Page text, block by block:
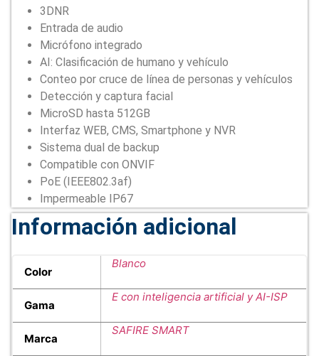
3DNR
Entrada de audio
Micrófono integrado
AI: Clasificación de humano y vehículo
Conteo por cruce de línea de personas y vehículos
Detección y captura facial
MicroSD hasta 512GB
Interfaz WEB, CMS, Smartphone y NVR
Sistema dual de backup
Compatible con ONVIF
PoE (IEEE802.3af)
Impermeable IP67
Información adicional
Color
Blanco
Gama
E con inteligencia artificial y AI-ISP
Marca
SAFIRE SMART